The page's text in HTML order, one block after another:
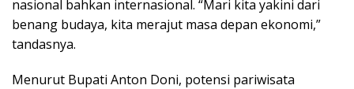
nasional bahkan internasional. “Mari kita yakini dari
benang budaya, kita merajut masa depan ekonomi,”
tandasnya.
Menurut Bupati Anton Doni, potensi pariwisata